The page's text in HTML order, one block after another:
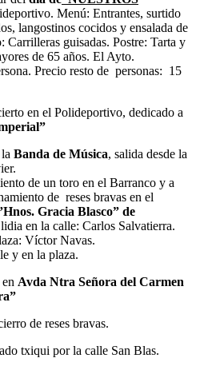
Menú: Entrantes, surtido
langostinos cocidos y ensalada de
Carrilleras guisadas. Postre: Tarta y
de 65 años. El Ayto.
Precio resto de personas: 15
en el Polideportivo, dedicado a
Banda de Música, salida desde la
de un toro en el Barranco y a
de reses bravas en el
Gracia Blasco” de
en la calle: Carlos Salvatierra.
Víctor Navas.
y en la plaza.
en Avda Ntra Señora del Carmen
de reses bravas.
txiqui por la calle San Blas.